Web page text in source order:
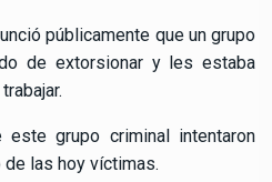
públicamente que un grupo
de extorsionar y les estaba
este grupo criminal intentaron
las hoy víctimas.